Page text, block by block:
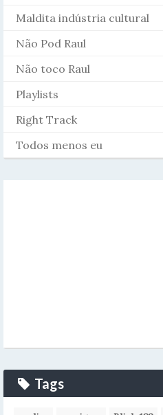
Maldita indústria cultural
Não Pod Raul
Não toco Raul
Playlists
Right Track
Todos menos eu
Tags